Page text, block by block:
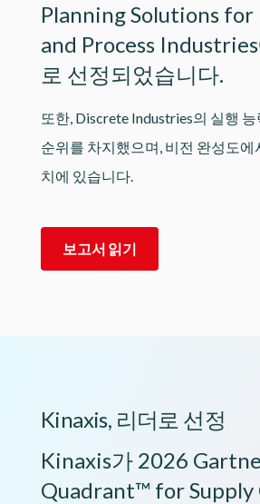
Planning Solutions
and Process
로 선정되었습니다.
또한, Discrete Industries의 실행
순위를 차지했으며, 비전 완성도에
치에 있습니다.
보고서 읽기
Kinaxis, 리더로 선정
Kinaxis가 2026
Quadrant™ for Supply